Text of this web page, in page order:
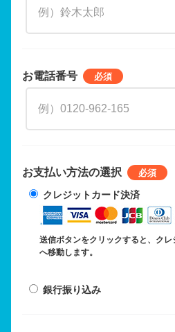
お電話番号
お支払い方法の選択
クレジットカード決済
送信ボタンをクリックすると、ク
へ移動します。
銀行振り込み